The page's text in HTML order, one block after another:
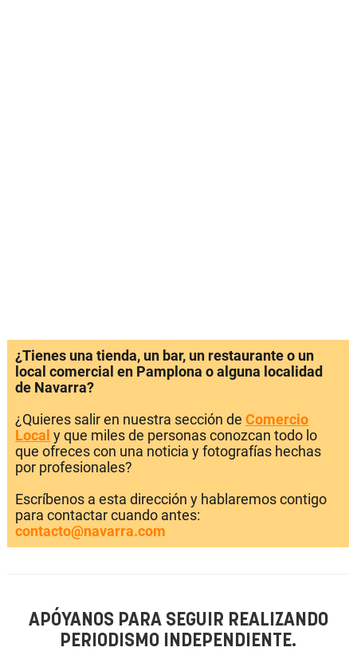
¿Tienes una tienda, un bar, un restaurante o un
local comercial en Pamplona o alguna localidad
de Navarra?
¿Quieres salir en nuestra sección de Comercio
Local y que miles de personas conozcan todo lo
que ofreces con una noticia y fotografías hechas
por profesionales?
Escríbenos a esta dirección y hablaremos contigo
para contactar cuando antes:
contacto@navarra.com
APÓYANOS PARA SEGUIR REALIZANDO
PERIODISMO INDEPENDIENTE.